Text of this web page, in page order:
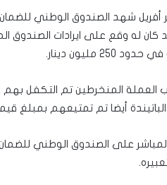
كان له وقع على ايرادات
مليون دينار.
تم تمتيعهم بمبلغ قيمته 200 دينار في فترة الجائحة
المباشر على الصندوق الوطني